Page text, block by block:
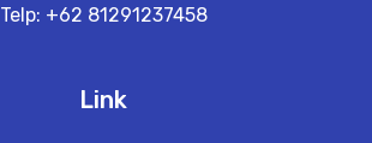
Telp: +62 81291237458
Link